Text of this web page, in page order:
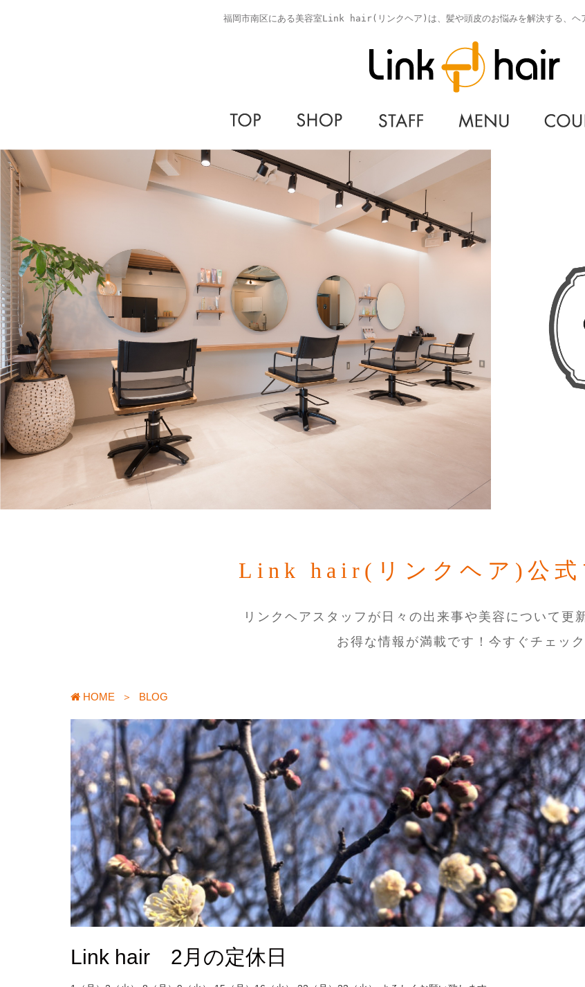
福岡市南区にある美容室Link hair(リンクヘア)は、髪や頭皮のお悩みを解決する、ヘ
Link hair(リンクヘア)公式
リンクヘアスタッフが日々の出来事や美容について更
お得な情報が満載です！今すぐチェッ
HOME ＞ BLOG
Link hair 2月の定休日